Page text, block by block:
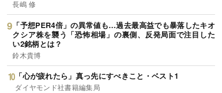
長嶋 修
「予想PER4倍」の異常値も…過去最高益でも暴落したキオ
クシア株を襲う「恐怖相場」の裏側、反発局面で注目した
い2銘柄とは？
鈴木貴博
「心が疲れたら」真っ先にすべきこと・ベスト1
ダイヤモンド社書籍編集局